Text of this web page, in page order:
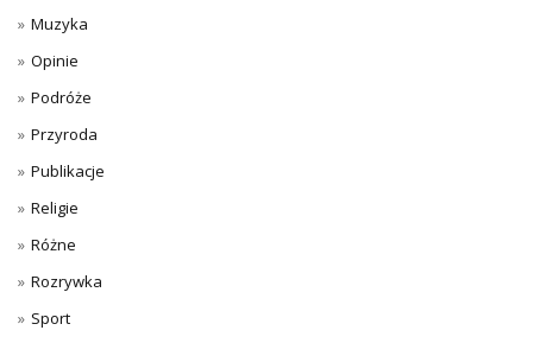
Muzyka
Opinie
Podróże
Przyroda
Publikacje
Religie
Różne
Rozrywka
Sport